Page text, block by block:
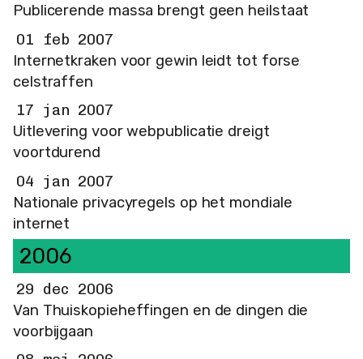
Publicerende massa brengt geen heilstaat
01 feb 2007
Internetkraken voor gewin leidt tot forse
celstraffen
17 jan 2007
Uitlevering voor webpublicatie dreigt
voortdurend
04 jan 2007
Nationale privacyregels op het mondiale
internet
2006
29 dec 2006
Van Thuiskopieheffingen en de dingen die
voorbijgaan